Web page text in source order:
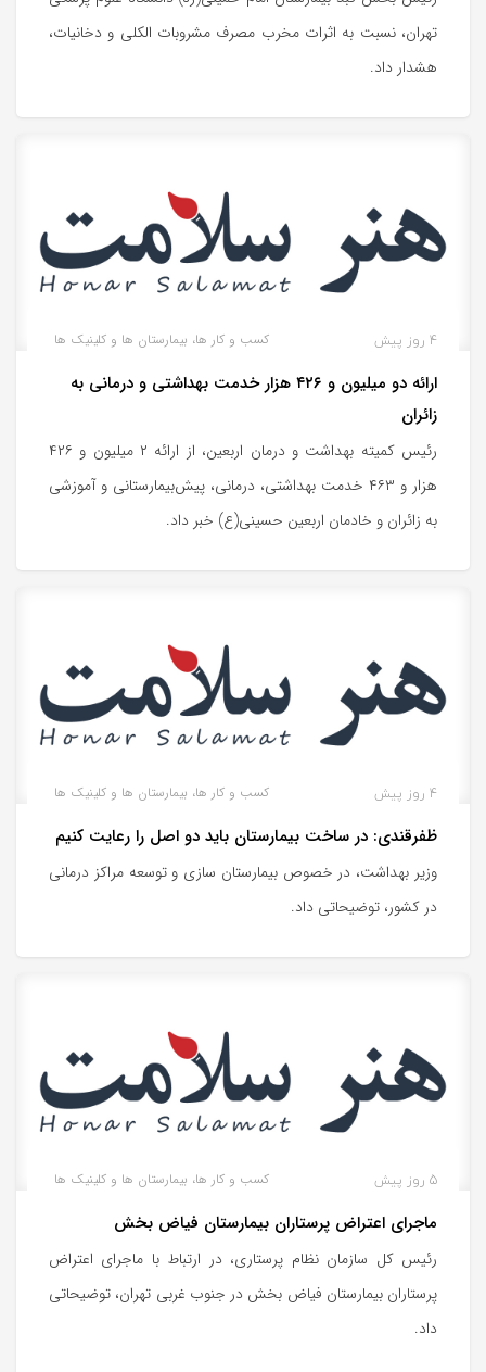
تهران، نسبت به اثرات مخرب مصرف مشروبات الکلی و دخانیات،
هشدار داد.
کسب و کار ها، بیمارستان ها و کلینیک ها 4 روز پیش
ارائه دو میلیون و ۴۲۶ هزار خدمت بهداشتی و درمانی به
زائران
رئیس کمیته بهداشت و درمان اربعین، از ارائه ۲ میلیون و ۴۲۶
هزار و ۴۶۳ خدمت بهداشتی، درمانی، پیش‌بیمارستانی و آموزشی
به زائران و خادمان اربعین حسینی(ع) خبر داد.
کسب و کار ها، بیمارستان ها و کلینیک ها 4 روز پیش
ظفرقندی: در ساخت بیمارستان باید دو اصل را رعایت کنیم
وزیر بهداشت، در خصوص بیمارستان سازی و توسعه مراکز درمانی
در کشور، توضیحاتی داد.
کسب و کار ها، بیمارستان ها و کلینیک ها 5 روز پیش
ماجرای اعتراض پرستاران بیمارستان فیاض بخش
رئیس کل سازمان نظام پرستاری، در ارتباط با ماجرای اعتراض
پرستاران بیمارستان فیاض بخش در جنوب غربی تهران، توضیحاتی
داد.